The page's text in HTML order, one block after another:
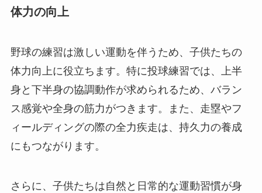
体力の向上
野球の練習は激しい運動を伴うため、子供たちの
体力向上に役立ちます。特に投球練習では、上半
身と下半身の協調動作が求められるため、バラン
ス感覚や全身の筋力がつきます。また、走塁やフ
ィールディングの際の全力疾走は、持久力の養成
にもつながります。
さらに、子供たちは自然と日常的な運動習慣が身